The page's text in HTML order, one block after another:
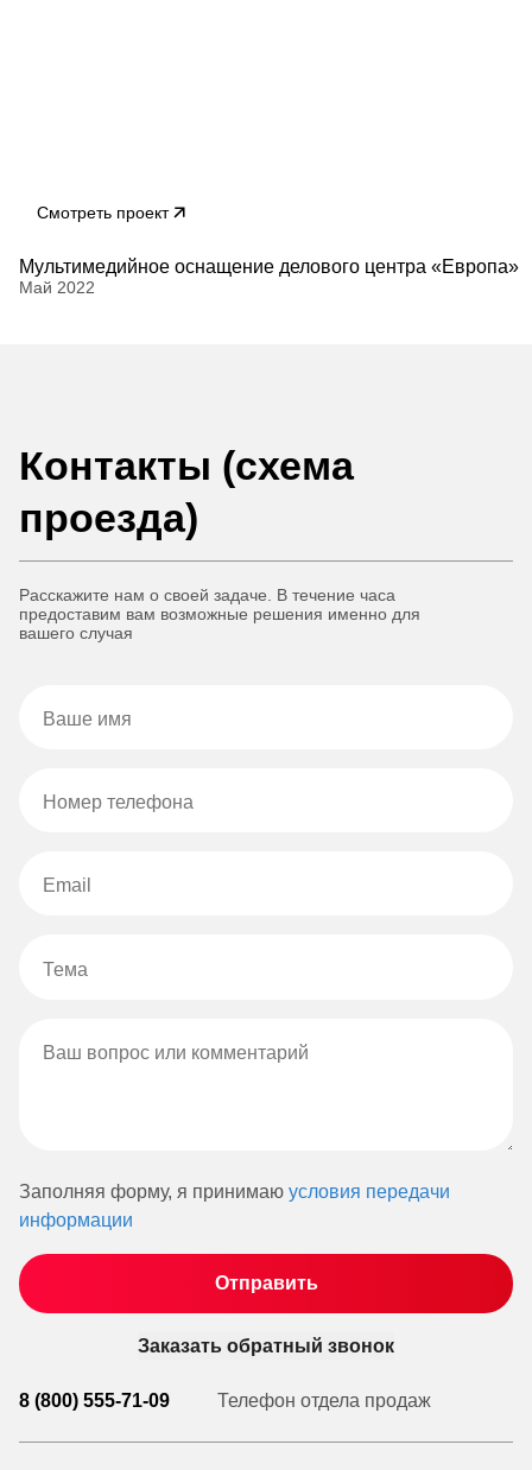
Смотреть проект
Мультимедийное оснащение делового центра «Европа»
Май 2022
Контакты (схема
проезда)
Расскажите нам о своей задаче. В течение часа
предоставим вам возможные решения именно для
вашего случая
Заполняя форму, я принимаю условия передачи
информации
Заказать обратный звонок
8 (800) 555-71-09 Телефон отдела продаж